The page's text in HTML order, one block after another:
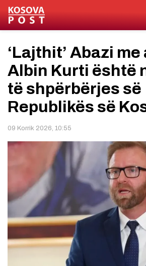
‘Lajthit’ Abazi me
Albin Kurti është
të shpërbërjes së
Republikës së
09 Korrik 2026, 10:55